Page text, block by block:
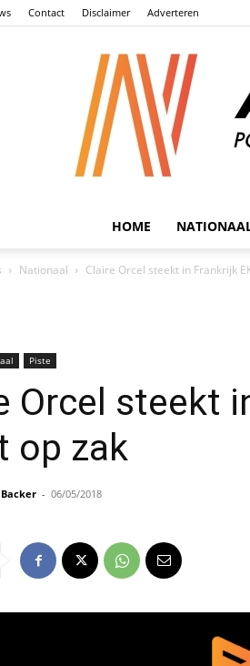
Contact Disclaimer Adverteren
HOME
Nationaal Claire Orcel steekt in Frankrijk
Piste
Orcel steekt
op zak
- 06/05/2018